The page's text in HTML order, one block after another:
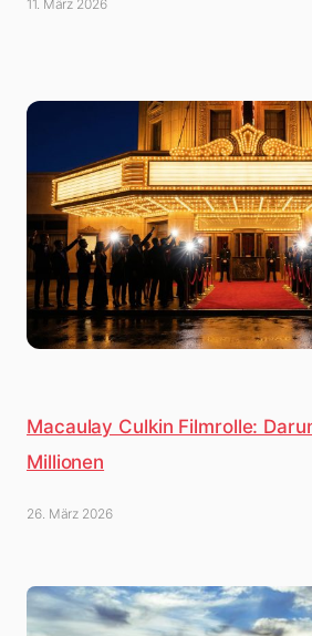
11. März 2026
Macaulay Culkin Filmrolle:
Millionen
26. März 2026